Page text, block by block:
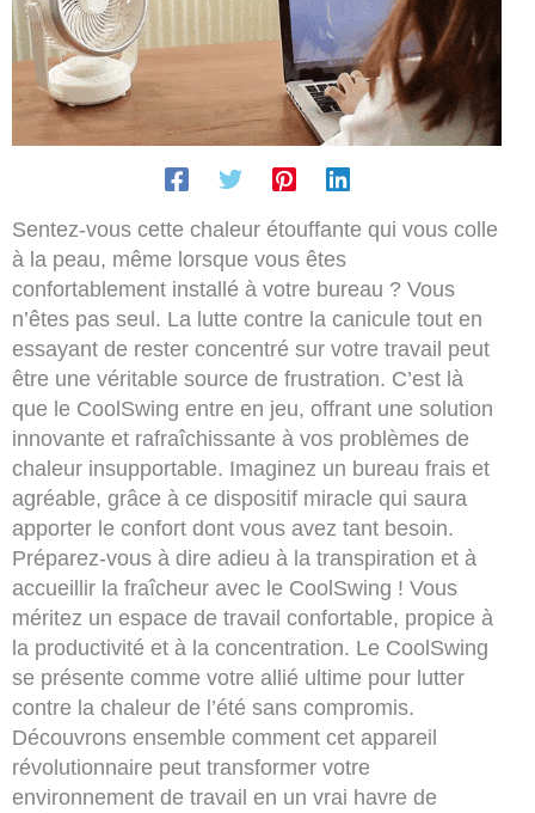
Sentez-vous cette chaleur étouffante qui vous colle
à la peau, même lorsque vous êtes
confortablement installé à votre bureau ? Vous
n’êtes pas seul. La lutte contre la canicule tout en
essayant de rester concentré sur votre travail peut
être une véritable source de frustration. C’est là
que le CoolSwing entre en jeu, offrant une solution
innovante et rafraîchissante à vos problèmes de
chaleur insupportable. Imaginez un bureau frais et
agréable, grâce à ce dispositif miracle qui saura
apporter le confort dont vous avez tant besoin.
Préparez-vous à dire adieu à la transpiration et à
accueillir la fraîcheur avec le CoolSwing ! Vous
méritez un espace de travail confortable, propice à
la productivité et à la concentration. Le CoolSwing
se présente comme votre allié ultime pour lutter
contre la chaleur de l’été sans compromis.
Découvrons ensemble comment cet appareil
révolutionnaire peut transformer votre
environnement de travail en un vrai havre de